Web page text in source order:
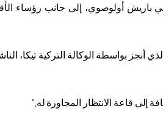
علي باريش أولوصوي، إلى جانب رؤساء
أنجز بواسطة الوكالة التركية تيكا،
إلى قاعة الانتظار المجاورة له ".